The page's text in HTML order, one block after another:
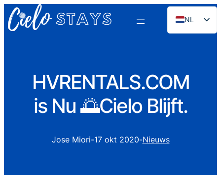
NL
EN
FR
HVRENTALS.COM
is Nu 🌅Cielo Blijft.
Jose Miori-17 okt 2020-Nieuws